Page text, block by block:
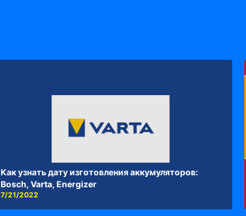
Как узнать дату изготовления аккумуляторов:
Bosch, Varta, Energizer
7/21/2022